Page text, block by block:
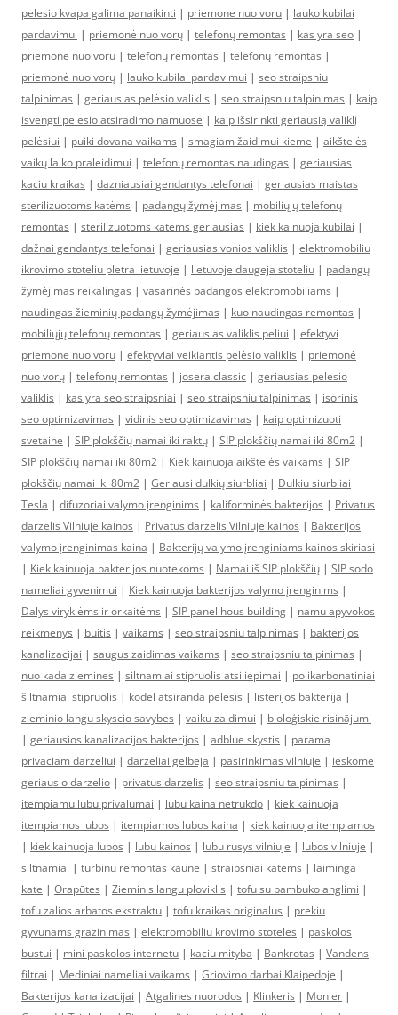
pelesio kvapa galima panaikinti | priemone nuo voru | lauko kubilai
pardavimui | priemonė nuo vorų | telefonų remontas | kas yra seo |
priemone nuo voru | telefonų remontas | telefonų remontas |
priemonė nuo vorų | lauko kubilai pardavimui | seo straipsniu
talpinimas | geriausias pelėsio valiklis | seo straipsniu talpinimas | kaip
isvengti pelesio atsiradimo namuose | kaip išsirinkti geriausią valiklį
pelėsiui | puiki dovana vaikams | smagiam žaidimui kieme | aikštelės
vaikų laiko praleidimui | telefonų remontas naudingas | geriausias
kaciu kraikas | dazniausiai gendantys telefonai | geriausias maistas
sterilizuotoms katėms | padangų žymėjimas | mobiliųjų telefonų
remontas | sterilizuotoms katėms geriausias | kiek kainuoja kubilai |
dažnai gendantys telefonai | geriausias vonios valiklis | elektromobiliu
ikrovimo stoteliu pletra lietuvoje | lietuvoje daugeja stoteliu | padangų
žymėjimas reikalingas | vasarinės padangos elektromobiliams |
naudingas žieminių padangų žymėjimas | kuo naudingas remontas |
mobiliųjų telefonų remontas | geriausias valiklis peliui | efektyvi
priemone nuo voru | efektyviai veikiantis pelėsio valiklis | priemonė
nuo vorų | telefonų remontas | josera classic | geriausias pelesio
valiklis | kas yra seo straipsniai | seo straipsniu talpinimas | isorinis
seo optimizavimas | vidinis seo optimizavimas | kaip optimizuoti
svetaine | SIP plokščių namai iki raktų | SIP plokščių namai iki 80m2 |
SIP plokščių namai iki 80m2 | Kiek kainuoja aikštelės vaikams | SIP
plokščių namai iki 80m2 | Geriausi dulkių siurbliai | Dulkiu siurbliai
Tesla | difuzoriai valymo įrenginims | kaliforminės bakterijos | Privatus
darzelis Vilniuje kainos | Privatus darzelis Vilniuje kainos | Bakterijos
valymo įrenginimas kaina | Bakterijų valymo įrenginiams kainos skiriasi
| Kiek kainuoja bakterijos nuotekoms | Namai iš SIP plokščių | SIP sodo
nameliai gyvenimui | Kiek kainuoja bakterijos valymo įrenginims |
Dalys viryklėms ir orkaitėms | SIP panel hous building | namu apyvokos
reikmenys | buitis | vaikams | seo straipsniu talpinimas | bakterijos
kanalizacijai | saugus zaidimas vaikams | seo straipsniu talpinimas |
nuo kada ziemines | siltnamiai stipruolis atsiliepimai | polikarbonatiniai
šiltnamiai stipruolis | kodel atsiranda pelesis | listerijos bakterija |
zieminio langu skyscio savybes | vaiku zaidimui | bioloģiskie risinājumi
| geriausios kanalizacijos bakterijos | adblue skystis | parama
privaciam darzeliui | darzeliai gelbeja | pasirinkimas vilniuje | ieskome
geriausio darzelio | privatus darzelis | seo straipsniu talpinimas |
itempiamu lubu privalumai | lubu kaina netrukdo | kiek kainuoja
itempiamos lubos | itempiamos lubos kaina | kiek kainuoja itempiamos
| kiek kainuoja lubos | lubu kainos | lubu rusys vilniuje | lubos vilniuje |
siltnamiai | turbinu remontas kaune | straipsniai katems | laiminga
kate | Orapūtės | Zieminis langu ploviklis | tofu su bambuko anglimi |
tofu zalios arbatos ekstraktu | tofu kraikas originalus | prekiu
gyvunams grazinimas | elektromobiliu krovimo stoteles | paskolos
bustui | mini paskolos internetu | kaciu mityba | Bankrotas | Vandens
filtrai | Mediniai nameliai vaikams | Griovimo darbai Klaipedoje |
Bakterijos kanalizacijai | Atgalines nuorodos | Klinkeris | Monier |